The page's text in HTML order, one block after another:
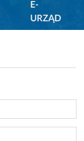
E-
URZĄD